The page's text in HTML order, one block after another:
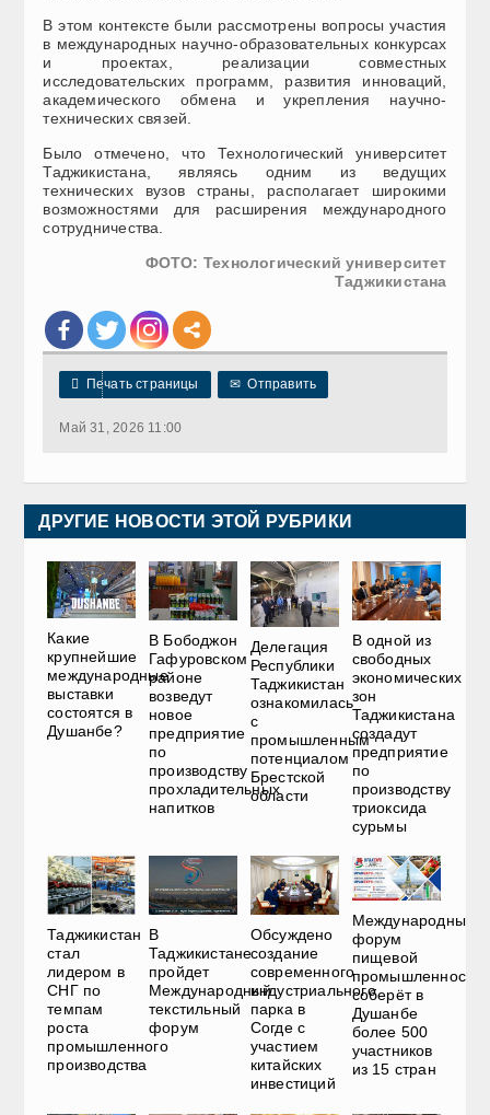
В этом контексте были рассмотрены вопросы участия
в международных научно-образовательных конкурсах
и проектах, реализации совместных
исследовательских программ, развития инноваций,
академического обмена и укрепления научно-
технических связей.
Было отмечено, что Технологический университет
Таджикистана, являясь одним из ведущих
технических вузов страны, располагает широкими
возможностями для расширения международного
сотрудничества.
ФОТО: Технологический университет
Таджикистана
 Печать страницы ✉ Отправить
Май 31, 2026 11:00
ДРУГИЕ НОВОСТИ ЭТОЙ РУБРИКИ
Какие
крупнейшие
международные
выставки
состоятся в
Душанбе?
В Бободжон
Гафуровском
районе
возведут
новое
предприятие
по
производству
прохладительных
напитков
Делегация
Республики
Таджикистан
ознакомилась
с
промышленным
потенциалом
Брестской
области
В одной из
свободных
экономических
зон
Таджикистана
создадут
предприятие
по
производству
триоксида
сурьмы
Таджикистан
стал
лидером в
СНГ по
темпам
роста
промышленного
производства
В
Таджикистане
пройдет
Международный
текстильный
форум
Обсуждено
создание
современного
индустриального
парка в
Согде с
участием
китайских
инвестиций
Международный
форум
пищевой
промышленности
соберёт в
Душанбе
более 500
участников
из 15 стран